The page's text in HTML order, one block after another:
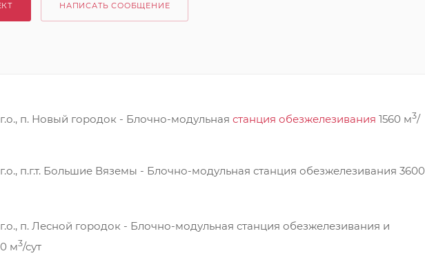
НАПИСАТЬ СООБЩЕНИЕ
п. Новый городок - Блочно-модульная станция обезжелезивания 1560 м3/
п.г.т. Большие Вяземы - Блочно-модульная станция обезжелезивания 3600
п. Лесной городок - Блочно-модульная станция обезжелезивания и
м3/сут